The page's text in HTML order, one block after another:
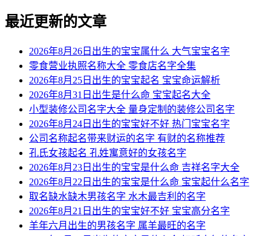
最近更新的文章
2026年8月26日出生的宝宝属什么 大气宝宝名字
零食营业执照名称大全 零食店名字全集
2026年8月25日出生的宝宝起名 宝宝命运解析
2026年8月31日出生是什么命 宝宝起名大全
小型装修公司名字大全 量身定制的装修公司名字
2026年8月24日出生的宝宝好不好 热门宝宝名字
公司名称起名带来财运的名字 有财的名称推荐
孔氏女孩起名 孔姓寓意好的女孩名字
2026年8月23日出生的宝宝是什么命 吉祥名字大全
2026年8月22日出生的宝宝是什么命 宝宝起什么名字
取名缺水缺木男孩名字 水木最吉利的名字
2026年8月21日出生的宝宝好不好 宝宝高分名字
羊年六月出生的男孩名字 属羊最旺的名字